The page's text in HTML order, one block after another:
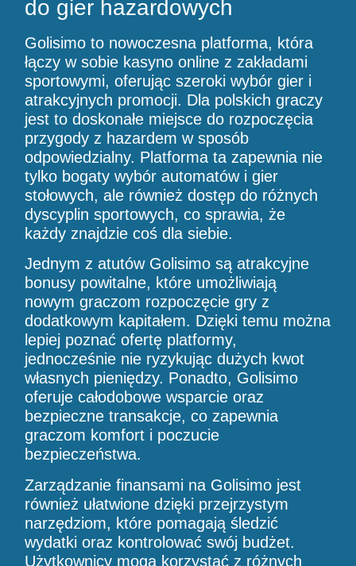
do gier hazardowych
Golisimo to nowoczesna platforma, która
łączy w sobie kasyno online z zakładami
sportowymi, oferując szeroki wybór gier i
atrakcyjnych promocji. Dla polskich graczy
jest to doskonałe miejsce do rozpoczęcia
przygody z hazardem w sposób
odpowiedzialny. Platforma ta zapewnia nie
tylko bogaty wybór automatów i gier
stołowych, ale również dostęp do różnych
dyscyplin sportowych, co sprawia, że
każdy znajdzie coś dla siebie.
Jednym z atutów Golisimo są atrakcyjne
bonusy powitalne, które umożliwiają
nowym graczom rozpoczęcie gry z
dodatkowym kapitałem. Dzięki temu można
lepiej poznać ofertę platformy,
jednocześnie nie ryzykując dużych kwot
własnych pieniędzy. Ponadto, Golisimo
oferuje całodobowe wsparcie oraz
bezpieczne transakcje, co zapewnia
graczom komfort i poczucie
bezpieczeństwa.
Zarządzanie finansami na Golisimo jest
również ułatwione dzięki przejrzystym
narzędziom, które pomagają śledzić
wydatki oraz kontrolować swój budżet.
Użytkownicy mogą korzystać z różnych